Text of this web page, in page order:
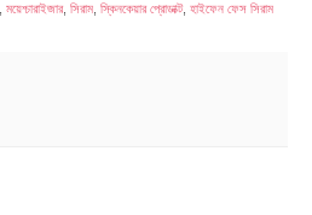
ময়েশ্চারাইজার, সিরাম স্কিনকেয়ার প্রোডাক্ট, হাইফেন ফেস সিরাম